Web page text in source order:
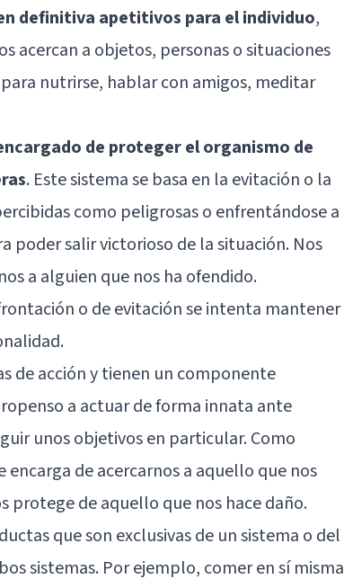
definitiva apetitivos para el individuo,
a objetos, personas o situaciones
nutrirse, hablar con amigos, meditar
de proteger el organismo de
. Este sistema se basa en la evitación o la
como peligrosas o enfrentándose a
poder salir victorioso de la situación. Nos
a alguien que nos ha ofendido.
o de evitación se intenta mantener
de acción y tienen un componente
a actuar de forma innata ante
unos objetivos en particular. Como
de acercarnos a aquello que nos
protege de aquello que nos hace daño.
que son exclusivas de un sistema o del
sistemas. Por ejemplo, comer en sí misma